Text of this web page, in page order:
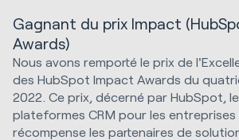
Gagnant du prix Impact
Awards)
Nous avons remporté le prix de
des HubSpot Impact Awards du
2022. Ce prix, décerné par HubSpot,
plateformes CRM pour les entreprises
récompense les partenaires de